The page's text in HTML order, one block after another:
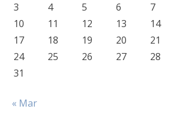
3
4 5 6 7
10
11 12 13 14
17
18 19 20 21
24
25 26 27 28
31
« Mar